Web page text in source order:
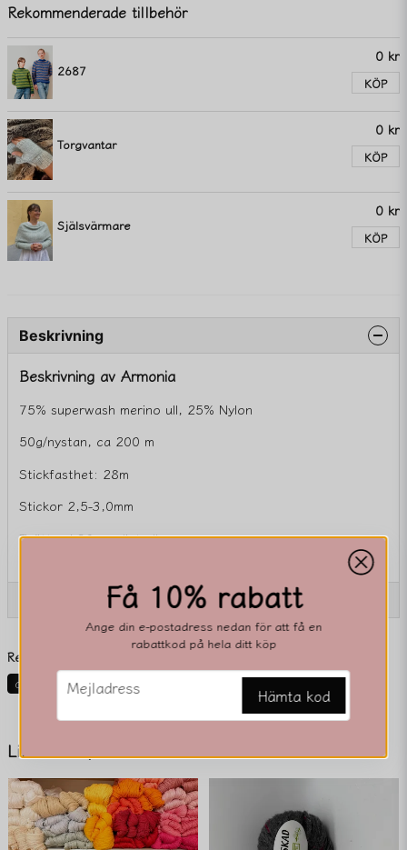
Rekommenderade tillbehör
2687
0 kr
KÖP
Torgvantar
0 kr
KÖP
Själsvärmare
0 kr
KÖP
Liknande produkter
Beskrivning
Beskrivning av Armonia
75% superwash merino ull, 25% Nylon
50g/nystan, ca 200 m
Stickfasthet: 28m
Stickor 2,5-3,0mm
Tvättas i 30 gradigt ullprogram.
Ställ en produktfråga
Fråga oss något om denna produkten...
email
Mejladress
Relaterade kategorier
Garn Ull och ullbalndningar
Få 10% rabatt
Ange din e-postadress nedan för att få en
rabattkod på hela ditt köp
email
Mejladress Hämta kod